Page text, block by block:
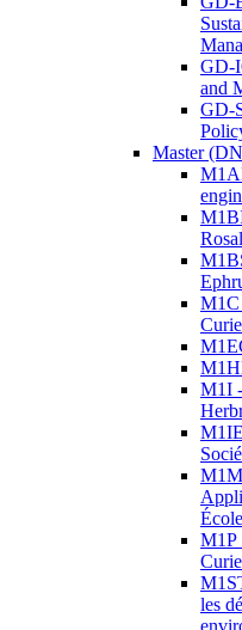
GD-
and
GD-
Master
M1C
M1I
M1P
les